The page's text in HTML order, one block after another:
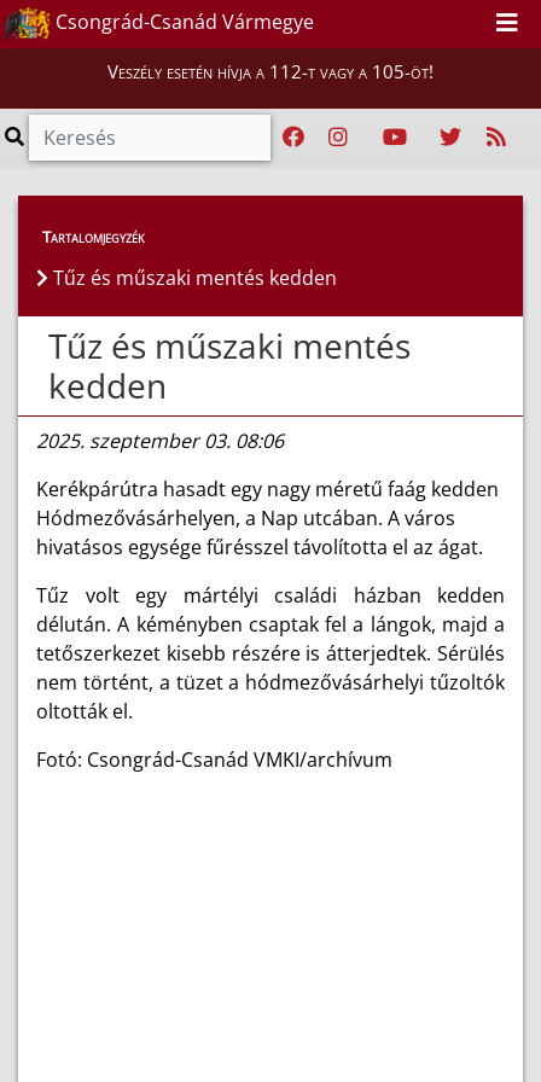
Csongrád-Csanád Vármegye
Veszély esetén hívja a 112-t vagy a 105-öt!
Híreink > Hírek
Tartalomjegyzék
Tűz és műszaki mentés kedden
Tűz és műszaki mentés
kedden
2025. szeptember 03. 08:06
Kerékpárútra hasadt egy nagy méretű faág kedden
Hódmezővásárhelyen, a Nap utcában. A város
hivatásos egysége fűrésszel távolította el az ágat.
Tűz volt egy mártélyi családi házban kedden
délután. A kéményben csaptak fel a lángok, majd a
tetőszerkezet kisebb részére is átterjedtek. Sérülés
nem történt, a tüzet a hódmezővásárhelyi tűzoltók
oltották el.
Fotó: Csongrád-Csanád VMKI/archívum